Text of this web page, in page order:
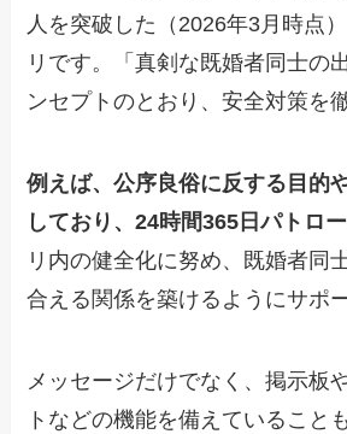
人を突破した（2026年3月時点
リです。「真剣な既婚者同士の
ンセプトのとおり、安全対策を
例えば、公序良俗に反する目的
しており、24時間365日パトロー
リ内の健全化に努め、既婚者同
合える関係を築けるようにサポ
メッセージだけでなく、掲示板
トなどの機能を備えていること